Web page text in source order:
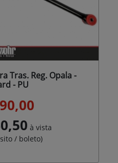
Tras. Reg. Opala -
- PU
à vista
/ boleto)